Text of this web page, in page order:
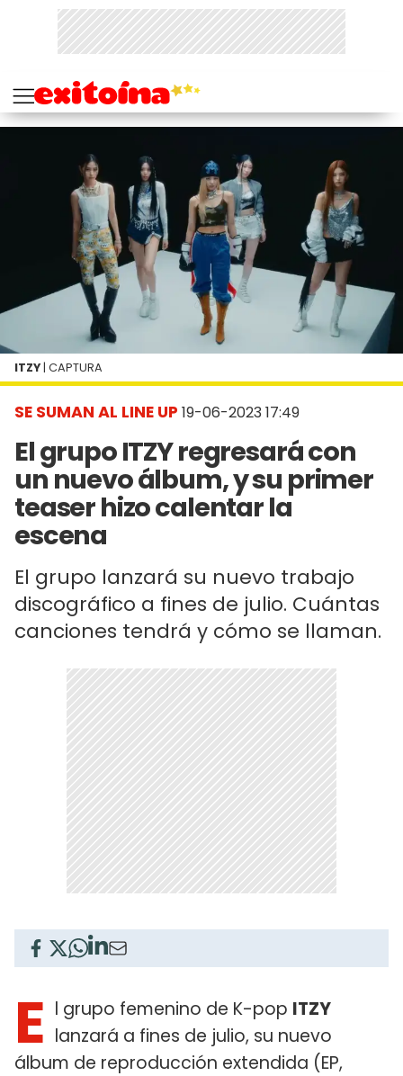
SE SUMAN AL LINE UP 19-06-2023 17:49
El grupo ITZY regresará con
un nuevo álbum, y su primer
teaser hizo calentar la
escena
El grupo lanzará su nuevo trabajo
discográfico a fines de julio. Cuántas
canciones tendrá y cómo se llaman.
ITZY| CAPTURA
E l grupo femenino de K-pop ITZY
lanzará a fines de julio, su nuevo
álbum de reproducción extendida (EP,